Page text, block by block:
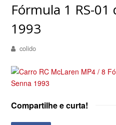
Fórmula 1 RS-
1993
colido
Compartilhe e curta!